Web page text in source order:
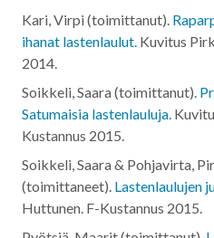
Kari, Virpi (toimittanut).
ihanat lastenlaulut. Kuvitus
2014.
Soikkeli, Saara (toimittanut).
Satumaisia lastenlauluja.
Kustannus 2015.
Soikkeli, Saara & Pohjavirta,
(toimittaneet). Lastenlaulujen
Huttunen. F-Kustannus 2015.